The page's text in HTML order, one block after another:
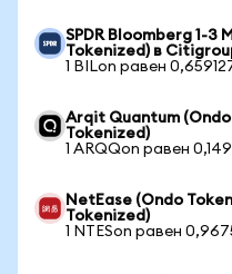
SPDR Bloomberg 1-3
Tokenized) в
1 BILon равен
Arqit Quantum
Tokenized)
1 ARQQon равен
NetEase (Ondo
Tokenized)
1 NTESon равен